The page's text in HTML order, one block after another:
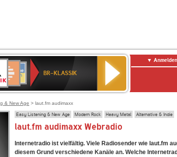
ANTENNE
BAYERN
BR-KLASSIK
& New Age > laut.fm audimaxx
Easy Listening & New Age Modern Rock Heavy Metal Alternative & Indie
laut.fm audimaxx Webradio
Internetradio ist vielfältig. Viele Radiosender wie laut.fm
diesem Grund verschiedene Kanäle an. Welche